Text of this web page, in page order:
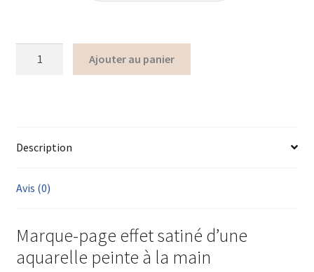
Ajouter au panier
Description
Avis (0)
Marque-page effet satiné d’une
aquarelle peinte à la main